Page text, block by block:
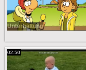
Unterhaltung
02:50